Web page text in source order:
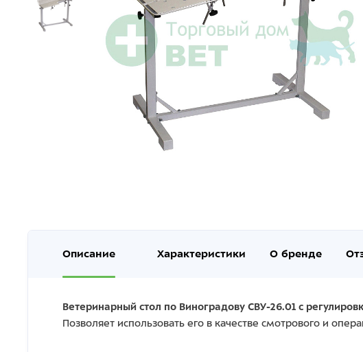
Описание Характеристики О бренде
Ветеринарный стол по Виноградову СВУ-26.01 с
Позволяет использовать его в качестве смотрового и